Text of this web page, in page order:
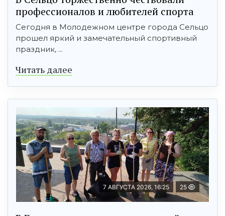
профессионалов и любителей спорта
Сегодня в Молодежном центре города Сельцо
прошел яркий и замечательный спортивный
праздник, ...
Читать далее
7 АВГУСТА 2026, 16:25 25